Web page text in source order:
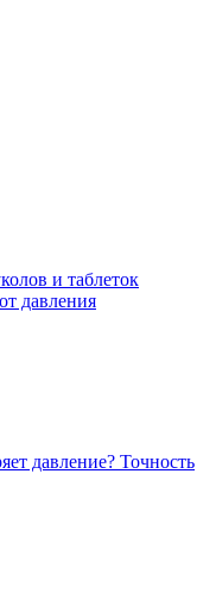
и таблеток
давления
давление? Точность